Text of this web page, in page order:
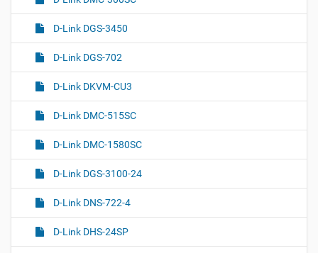
D-Link DGS-3450
D-Link DGS-702
D-Link DKVM-CU3
D-Link DMC-515SC
D-Link DMC-1580SC
D-Link DGS-3100-24
D-Link DNS-722-4
D-Link DHS-24SP